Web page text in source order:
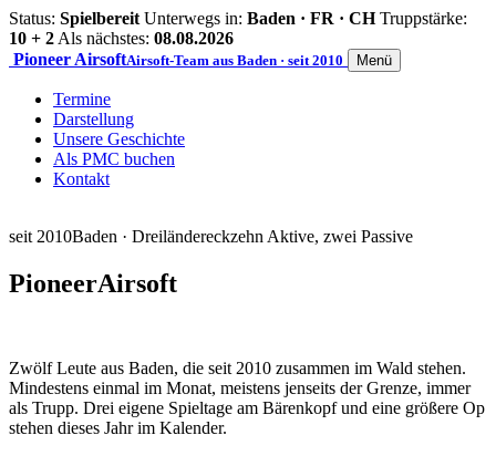
Status: Spielbereit Unterwegs in: Baden · FR · CH Truppstärke:
10 + 2 Als nächstes: 08.08.2026
Pioneer AirsoftAirsoft-Team aus Baden · seit 2010 Menü
Termine
Darstellung
Unsere Geschichte
Als PMC buchen
Kontakt
seit 2010Baden · Dreiländereckzehn Aktive, zwei Passive
PioneerAirsoft
Zwölf Leute aus Baden, die seit 2010 zusammen im Wald stehen.
Mindestens einmal im Monat, meistens jenseits der Grenze, immer
als Trupp. Drei eigene Spieltage am Bärenkopf und eine größere Op
stehen dieses Jahr im Kalender.